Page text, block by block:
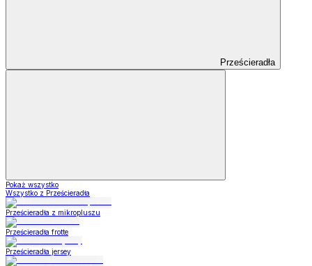
Prześcieradła
Pokaż wszystko
Wszystko z Prześcieradła
Prześcieradła z mikropluszu
Prześcieradła frotte
Prześcieradła jersey